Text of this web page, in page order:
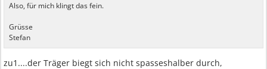
Also, für mich klingt das fein.
Grüsse
Stefan
zu1....der Träger biegt sich nicht spasseshalber durch,